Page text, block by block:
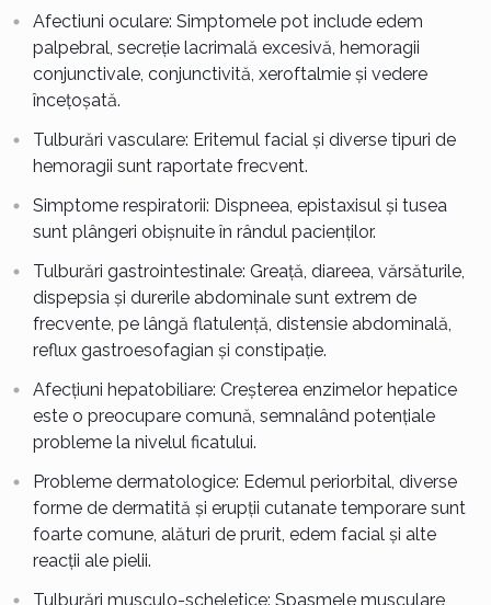
Afectiuni oculare: Simptomele pot include edem
palpebral, secreție lacrimală excesivă, hemoragii
conjunctivale, conjunctivită, xeroftalmie și vedere
încețoșată.
Tulburări vasculare: Eritemul facial și diverse tipuri de
hemoragii sunt raportate frecvent.
Simptome respiratorii: Dispneea, epistaxisul și tusea
sunt plângeri obișnuite în rândul pacienților.
Tulburări gastrointestinale: Greață, diareea, vărsăturile,
dispepsia și durerile abdominale sunt extrem de
frecvente, pe lângă flatulență, distensie abdominală,
reflux gastroesofagian și constipație.
Afecțiuni hepatobiliare: Creșterea enzimelor hepatice
este o preocupare comună, semnalând potențiale
probleme la nivelul ficatului.
Probleme dermatologice: Edemul periorbital, diverse
forme de dermatită și erupții cutanate temporare sunt
foarte comune, alături de prurit, edem facial și alte
reacții ale pielii.
Tulburări musculo-scheletice: Spasmele musculare,